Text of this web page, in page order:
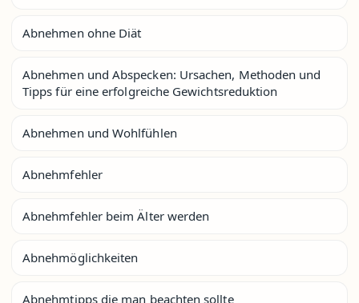
Abnehmen ohne Diät
Abnehmen und Abspecken: Ursachen, Methoden und
Tipps für eine erfolgreiche Gewichtsreduktion
Abnehmen und Wohlfühlen
Abnehmfehler
Abnehmfehler beim Älter werden
Abnehmöglichkeiten
Abnehmtipps die man beachten sollte